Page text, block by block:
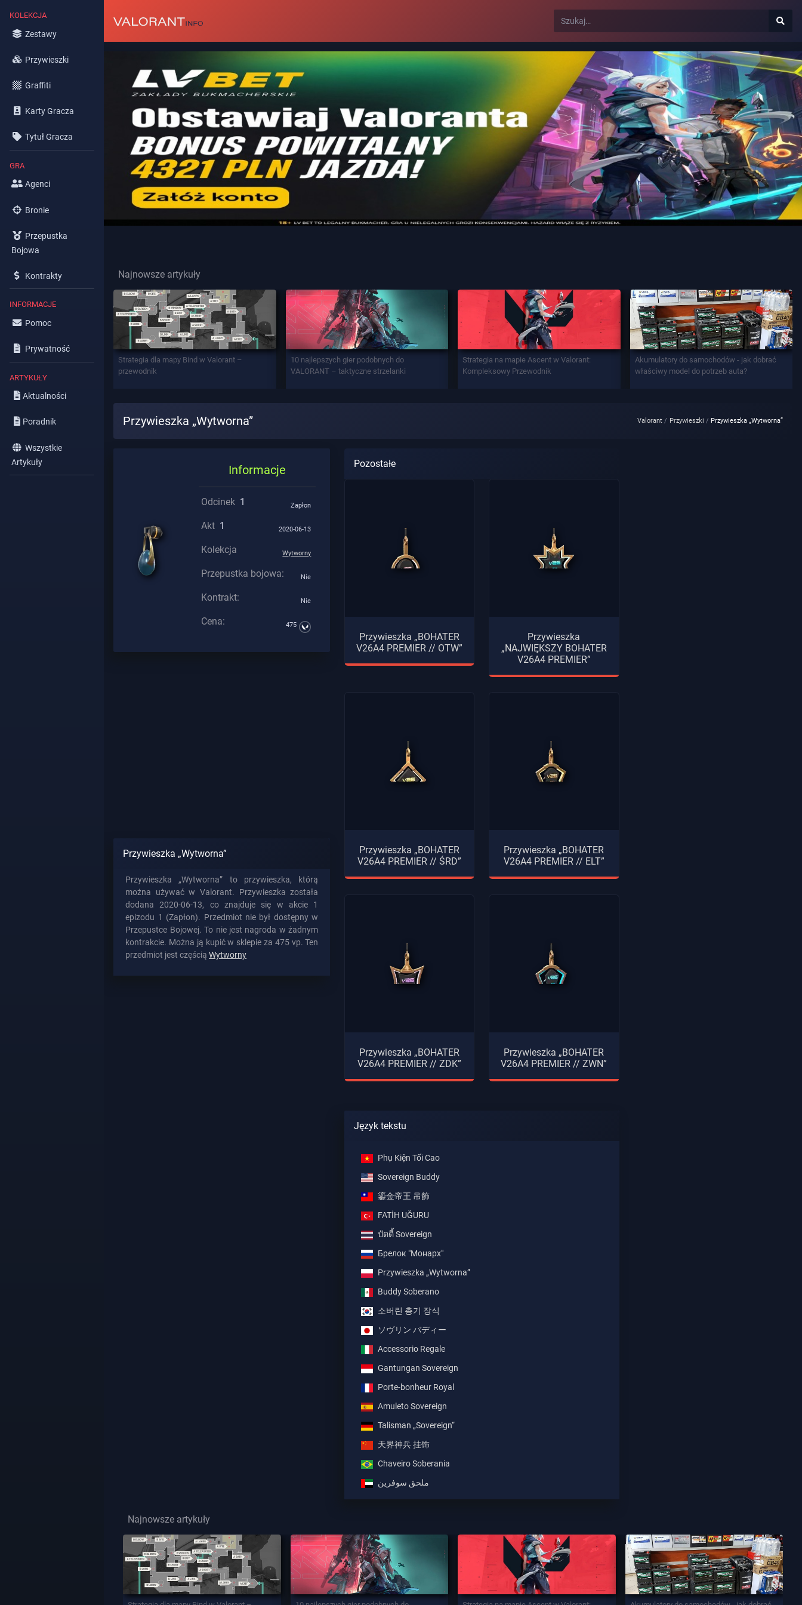
KOLEKCJA
Zestawy
Przywieszki
Graffiti
Karty Gracza
Tytuł Gracza
GRA
Agenci
Bronie
Przepustka
Bojowa
Kontrakty
INFORMACJE
Pomoc
Prywatność
ARTYKUŁY
Aktualności
Poradnik
Wszystkie
Artykuły
Najnowsze artykuły
Strategia dla mapy Bind w Valorant –
przewodnik
10 najlepszych gier podobnych do
VALORANT – taktyczne strzelanki
Strategia na mapie Ascent w Valorant:
Kompleksowy Przewodnik
Akumulatory do samochodów - jak dobrać
właściwy model do potrzeb auta?
Przywieszka „Wytworna” Valorant Przywieszki Przywieszka „Wytworna”
Informacje
Odcinek 1 Zapłon
Akt 1 2020-06-13
Kolekcja Wytworny
Przepustka bojowa: Nie
Kontrakt: Nie
Cena: 475
Przywieszka „Wytworna”
Przywieszka „Wytworna” to przywieszka, którą
można używać w Valorant. Przywieszka została
dodana 2020-06-13, co znajduje się w akcie 1
epizodu 1 (Zapłon). Przedmiot nie był dostępny w
Przepustce Bojowej. To nie jest nagroda w żadnym
kontrakcie. Można ją kupić w sklepie za 475 vp. Ten
przedmiot jest częściąWytworny
Pozostałe
Przywieszka „BOHATER
V26A4 PREMIER // OTW”
Przywieszka
„NAJWIĘKSZY BOHATER
V26A4 PREMIER”
Przywieszka „BOHATER
V26A4 PREMIER // ŚRD”
Przywieszka „BOHATER
V26A4 PREMIER // ELT”
Przywieszka „BOHATER
V26A4 PREMIER // ZDK”
Przywieszka „BOHATER
V26A4 PREMIER // ZWN”
Język tekstu
Phụ Kiện Tối Cao
Sovereign Buddy
鎏金帝王 吊飾
FATİH UĞURU
บัดดี้ Sovereign
Брелок "Монарх"
Przywieszka „Wytworna”
Buddy Soberano
소버린 총기 장식
ソヴリン バディー
Accessorio Regale
Gantungan Sovereign
Porte-bonheur Royal
Amuleto Sovereign
Talisman „Sovereign“
天界神兵 挂饰
Chaveiro Soberania
ملحق سوفرين
Najnowsze artykuły